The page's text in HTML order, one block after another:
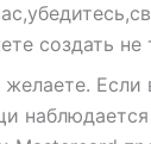
создать не
Если